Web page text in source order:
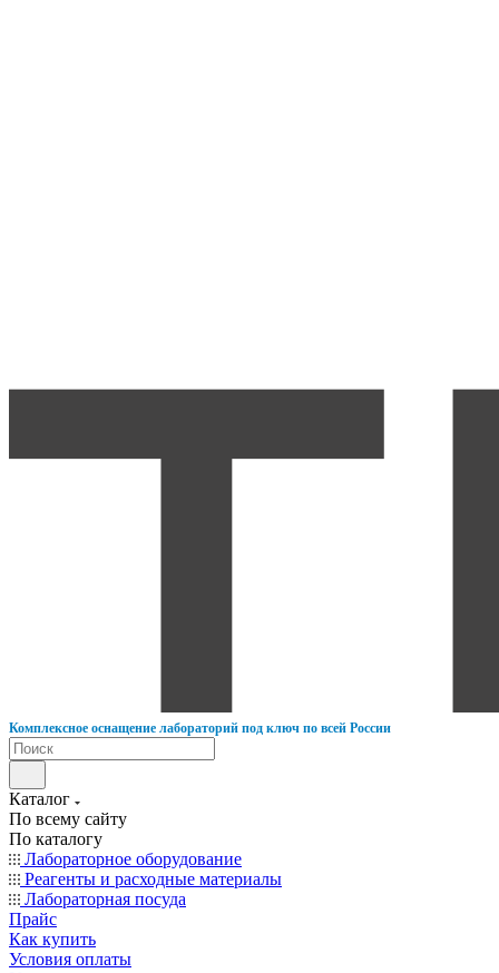
Комплексное оснащение лабораторий под ключ по всей России
Каталог
По всему сайту
По каталогу
Лабораторное оборудование
Реагенты и расходные материалы
Лабораторная посуда
Прайс
Как купить
Условия оплаты